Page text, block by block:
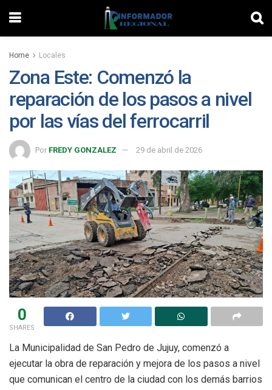
Home Locales
Zona Este: Comenzó la
reparación de los pasos a nivel
por las vías del ferrocarril
Por FREDY GONZALEZ 29 de abril de 2026
0
SHARES
La Municipalidad de San Pedro de Jujuy, comenzó a
ejecutar la obra de reparación y mejora de los pasos a nivel
que comunican el centro de la ciudad con los demás barrios